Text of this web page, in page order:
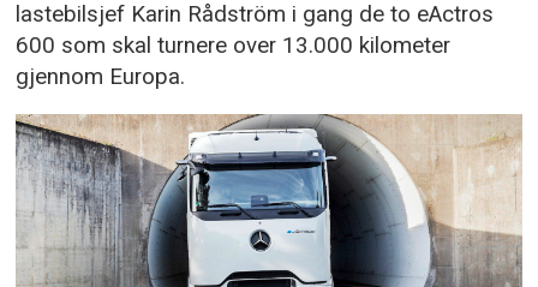
lastebilsjef Karin Rådström i gang de to eActros
600 som skal turnere over 13.000 kilometer
gjennom Europa.